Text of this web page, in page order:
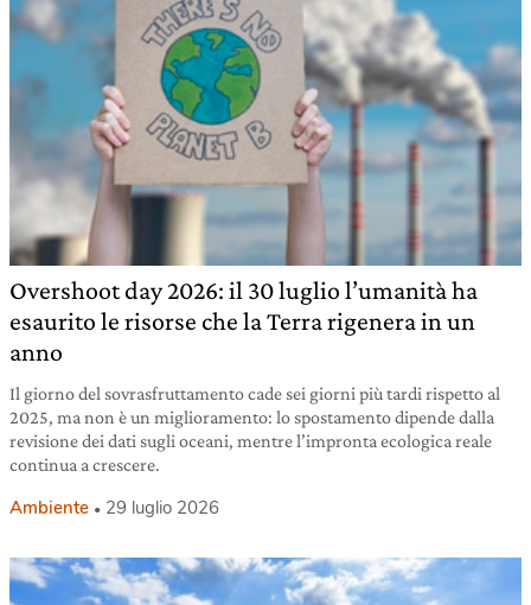
Overshoot day 2026: il 30 luglio l’umanità ha
esaurito le risorse che la Terra rigenera in un
anno
Il giorno del sovrasfruttamento cade sei giorni più tardi rispetto al
2025, ma non è un miglioramento: lo spostamento dipende dalla
revisione dei dati sugli oceani, mentre l’impronta ecologica reale
continua a crescere.
Ambiente 29 luglio 2026